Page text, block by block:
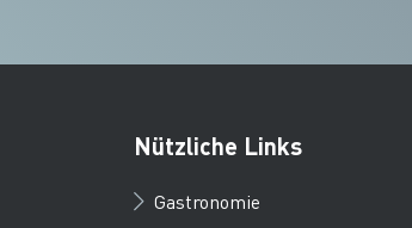
Nützliche Links
Gastronomie